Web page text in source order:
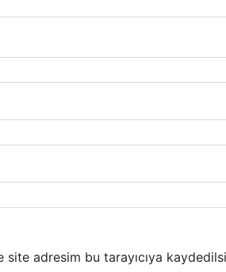
site adresim bu tarayıcıya